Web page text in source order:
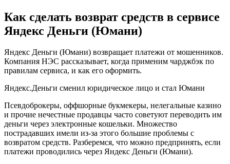
Как сделать возврат средств в сервисе
Яндекс Деньги (Юмани)
Яндекс Деньги (Юмани) возвращает платежи от мошенников.
Компания НЭС рассказывает, когда применим чарджбэк по
правилам сервиса, и как его оформить.
Яндекс.Деньги сменил юридическое лицо и стал Юмани
Псевдоброкеры, оффшорные букмекеры, нелегальные казино
и прочие нечестные продавцы часто советуют переводить им
деньги через электронные кошельки. Множество
пострадавших имели из-за этого большие проблемы с
возвратом средств. Разберемся, что можно предпринять, если
платежи проводились через Яндекс Деньги (Юмани).